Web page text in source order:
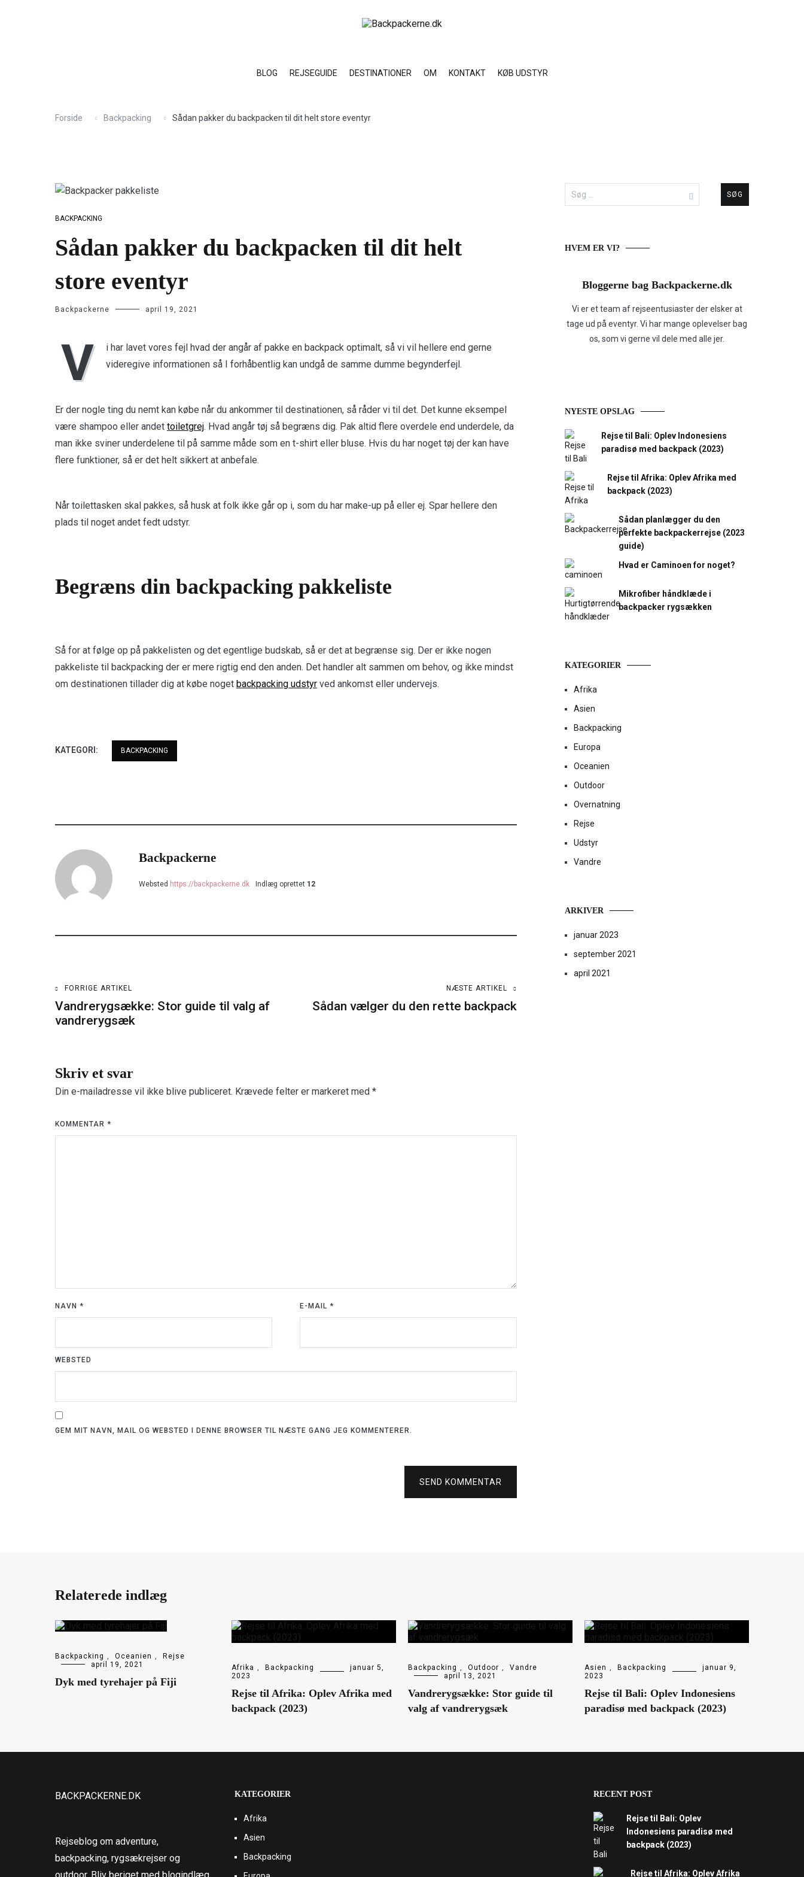
BLOG
REJSEGUIDE DESTINATIONER OM KONTAKT KØB UDSTYR
Forside Backpacking Sådan pakker du backpacken til dit helt store eventyr
BACKPACKING
Sådan pakker du backpacken til dit helt
store eventyr
Backpackerne april 19, 2021
V
i har lavet vores fejl hvad der angår af pakke en backpack optimalt, så vi vil hellere end gerne
videregive informationen så I forhåbentlig kan undgå de samme dumme begynderfejl.
Er der nogle ting du nemt kan købe når du ankommer til destinationen, så råder vi til det. Det kunne eksempel
være shampoo eller andet toiletgrej. Hvad angår tøj så begræns dig. Pak altid flere overdele end underdele, da
man ikke sviner underdelene til på samme måde som en t-shirt eller bluse. Hvis du har noget tøj der kan have
flere funktioner, så er det helt sikkert at anbefale.
Når toilettasken skal pakkes, så husk at folk ikke går op i, som du har make-up på eller ej. Spar hellere den
plads til noget andet fedt udstyr.
Begræns din backpacking pakkeliste
Så for at følge op på pakkelisten og det egentlige budskab, så er det at begrænse sig. Der er ikke nogen
pakkeliste til backpacking der er mere rigtig end den anden. Det handler alt sammen om behov, og ikke mindst
om destinationen tillader dig at købe noget backpacking udstyr ved ankomst eller undervejs.
KATEGORI: BACKPACKING
Backpackerne
Websted https://backpackerne.dk Indlæg oprettet 12
Indlægsnavigation
FORRIGE ARTIKEL
Vandrerygsække: Stor guide til valg af
vandrerygsæk
NÆSTE ARTIKEL
Sådan vælger du den rette backpack
Skriv et svar
Din e-mailadresse vil ikke blive publiceret. Krævede felter er markeret med *
KOMMENTAR *
NAVN * E-MAIL*
WEBSTED
GEM MIT NAVN, MAIL OG WEBSTED I DENNE BROWSER TIL NÆSTE GANG JEG KOMMENTERER.
SEND KOMMENTAR
Søg
efter:
HVEM ER VI?
Bloggerne bag Backpackerne.dk
Vi er et team af rejseentusiaster der elsker at
tage ud på eventyr. Vi har mange oplevelser bag
os, som vi gerne vil dele med alle jer.
NYESTE OPSLAG
Rejse til Bali: Oplev Indonesiens
paradisø med backpack (2023)
Rejse til Afrika: Oplev Afrika med
backpack (2023)
Sådan planlægger du den
perfekte backpackerrejse (2023
guide)
Hvad er Caminoen for noget?
Mikrofiber håndklæde i
backpacker rygsækken
KATEGORIER
Afrika
Asien
Backpacking
Europa
Oceanien
Outdoor
Overnatning
Rejse
Udstyr
Vandre
ARKIVER
januar 2023
september 2021
april 2021
Relaterede indlæg
Backpacking Oceanien
Rejse
april 19, 2021
Dyk med tyrehajer på Fiji
Afrika Backpacking
januar 5,
2023
Rejse til Afrika: Oplev Afrika med
backpack (2023)
Backpacking Outdoor
Vandre
april 13, 2021
Vandrerygsække: Stor guide til
valg af vandrerygsæk
Asien Backpacking
januar 9,
2023
Rejse til Bali: Oplev Indonesiens
paradisø med backpack (2023)
BACKPACKERNE.DK
Rejseblog om adventure,
backpacking, rygsækrejser og
KATEGORIER
Afrika
Asien
Backpacking
RECENT POST
Rejse til Bali: Oplev
Indonesiens paradisø med
backpack (2023)
Rejse til Afrika: Oplev Afrika